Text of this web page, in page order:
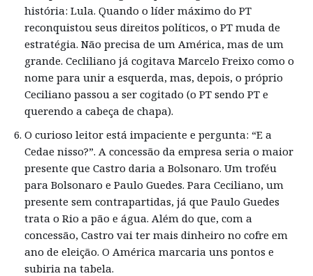
história: Lula. Quando o líder máximo do PT
reconquistou seus direitos políticos, o PT muda de
estratégia. Não precisa de um América, mas de um
grande. Cecliliano já cogitava Marcelo Freixo como o
nome para unir a esquerda, mas, depois, o próprio
Ceciliano passou a ser cogitado (o PT sendo PT e
querendo a cabeça de chapa).
O curioso leitor está impaciente e pergunta: “E a
Cedae nisso?”. A concessão da empresa seria o maior
presente que Castro daria a Bolsonaro. Um troféu
para Bolsonaro e Paulo Guedes. Para Ceciliano, um
presente sem contrapartidas, já que Paulo Guedes
trata o Rio a pão e água. Além do que, com a
concessão, Castro vai ter mais dinheiro no cofre em
ano de eleição. O América marcaria uns pontos e
subiria na tabela.